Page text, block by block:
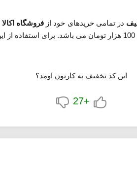
در تمامی خریدهای خود از فروشگاه اکالا
این کد تخفیف به کارتون اومد؟
+27